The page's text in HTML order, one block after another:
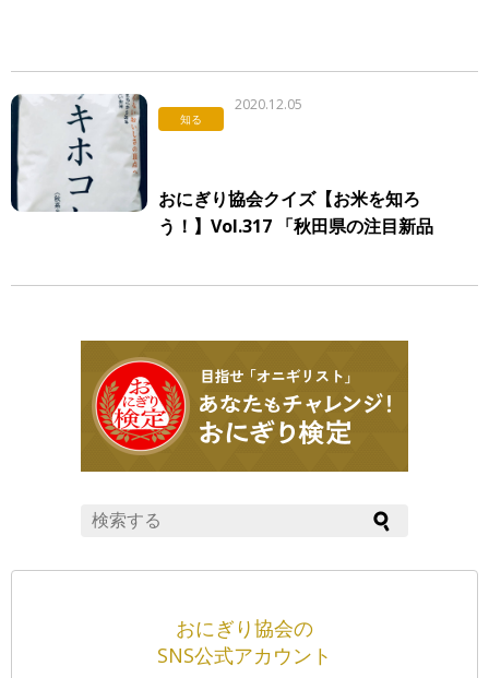
知る
2020.12.05
おにぎり協会クイズ【お米を知ろ
う！】Vol.317 「秋田県の注目新品
おにぎり協会の
SNS公式アカウント